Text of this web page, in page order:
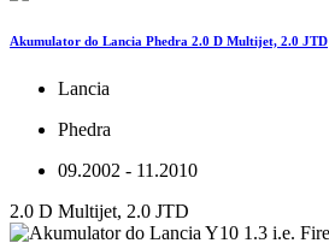
Akumulator do Lancia Phedra 2.0 D Multijet, 2.0 JTD
Lancia
Phedra
09.2002 - 11.2010
2.0 D Multijet, 2.0 JTD